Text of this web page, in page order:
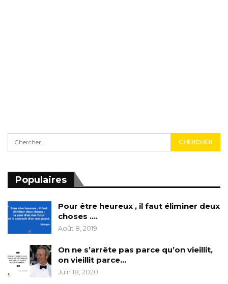
Populaires
Pour être heureux , il faut éliminer deux
choses ….
Août 8, 2019
On ne s’arrête pas parce qu’on vieillit,
on vieillit parce…
Juin 18, 2020